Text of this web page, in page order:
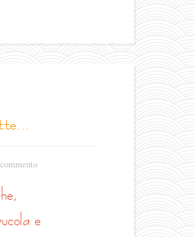
e